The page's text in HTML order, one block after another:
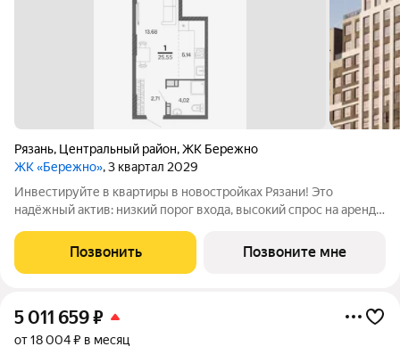
Рязань, Центральный район,ЖК Бережно
ЖК «Бережно», 3 квартал 2029
Инвестируйте в квартиры в новостройках Рязани! Это
надёжный актив: низкий порог входа, высокий спрос на аренду
Жилой квартал «Бережно» это проект класса Бизнес,
созданный с уважением к городу и
Позвонить Позвоните мне
5 011 659₽
от 18 004 ₽ в месяц